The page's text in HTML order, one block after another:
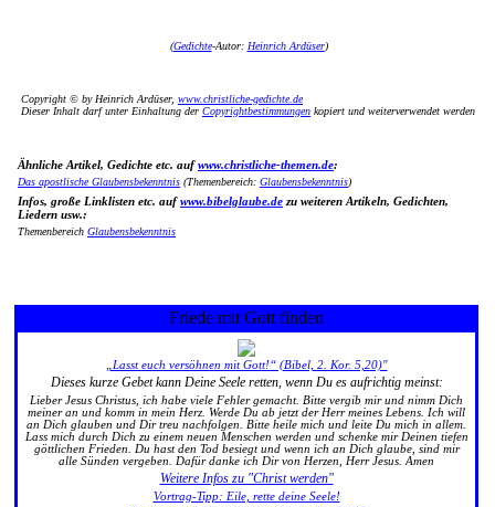
(Gedichte-Autor: Heinrich Ardüser)
Copyright © by Heinrich Ardüser, www.christliche-gedichte.de
Dieser Inhalt darf unter Einhaltung der Copyrightbestimmungen kopiert und weiterverwendet werden
Ähnliche Artikel, Gedichte etc. aufwww.christliche-themen.de:
Das apostlische Glaubensbekenntnis (Themenbereich: Glaubensbekenntnis)
Infos, große Linklisten etc. aufwww.bibelglaube.de zu weiteren Artikeln, Gedichten,
Liedern usw.:
Themenbereich Glaubensbekenntnis
Friede mit Gott finden
„Lasst euch versöhnen mit Gott!“ (Bibel, 2. Kor. 5,20)"
Dieses kurze Gebet kann Deine Seele retten, wenn Du es aufrichtig meinst:
Lieber Jesus Christus, ich habe viele Fehler gemacht. Bitte vergib mir und nimm Dich
meiner an und komm in mein Herz. Werde Du ab jetzt der Herr meines Lebens. Ich will
an Dich glauben und Dir treu nachfolgen. Bitte heile mich und leite Du mich in allem.
Lass mich durch Dich zu einem neuen Menschen werden und schenke mir Deinen tiefen
göttlichen Frieden. Du hast den Tod besiegt und wenn ich an Dich glaube, sind mir
alle Sünden vergeben. Dafür danke ich Dir von Herzen, Herr Jesus. Amen
Weitere Infos zu "Christ werden"
Vortrag-Tipp: Eile, rette deine Seele!